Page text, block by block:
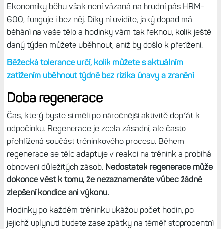
nedokážou určit bez změření ztráty rychlosti kroku, a to je
důvod, proč je třeba mít na sobě nový hruďák. Jde o
metriku, která měří energetické náklady na běh.Ukazuje,
jak efektivně tělo dokáže energii proměnit na běžecký
výkon.
Ekonomika běhu se vyjadřuje jako počet mililitrů kyslíku
(ml/kg/km). Nižší čísla znamenají, že bylo spotřebováno
méně energie. Metrika využívá informace z vašeho profilu,
historii běhu, tepové frekvence, rychlost a dynamiku běhu.
Aby dobře fungovala, musíte mít ve svém profilu zadanou
správně výšku a hmotnost.
Ekonomika běhu: Nová metrika, která však potřebujete
také nový hruďák. Dostane se i do dalších hodinek
Běžecká tolerance
Tato metrika se poprvé objevila v hodinkách Forerunner